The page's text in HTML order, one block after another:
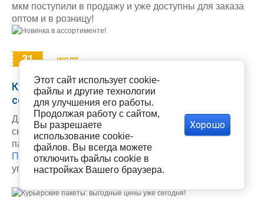
мкм поступили в продажу и уже доступны для заказа
оптом и в розницу!
31 ИЮЛЯ
Курьерские пакеты: выгодные цены уже
сегодня!
Дорогие покупатели! У нас приятная новость –
снижены цены на большинство позиций курьерских
пакетов!
Переходите в каталог , чтобы заказать любимую
упаковку с еще большей выгодой.
Этот сайт использует cookie-
файлы и другие технологии
для улучшения его работы.
Продолжая работу с сайтом,
Вы разрешаете
использование cookie-
файлов. Вы всегда можете
отключить файлы cookie в
настройках Вашего браузера.
Хорошо